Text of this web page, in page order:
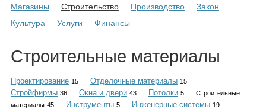
Объявления
Магазины
Строительство Производство
Закон
Культура
Услуги Финансы
Строительные материалы
Проектирование 15 Отделочные материалы 15
Стройфирмы 36 Окна и двери 43 Потолки 5
Строительные
материалы 45 Инструменты 5 Инженерные системы 19